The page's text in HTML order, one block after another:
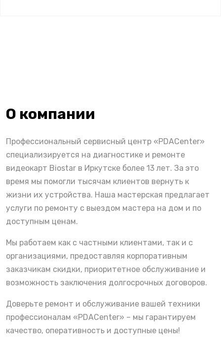
О компании
Профессиональный сервисный центр «PDACenter»
специализируется на диагностике и ремонте
видеокарт Biostar в Иркутске более 13 лет. За это
время мы помогли тысячам клиентов вернуть к
жизни их устройства. Наша мастерская предлагает
услуги по ремонту с выездом мастера на дом и по
доступным ценам.
Мы работаем как с частными клиентами, так и с
организациями, предоставляя корпоративным
заказчикам скидки, приоритетное обслуживание и
возможность заключения долгосрочных договоров.
Доверьте ремонт и обслуживание вашей техники
профессионалам «PDACenter» – мы гарантируем
качество, оперативность и доступные цены!